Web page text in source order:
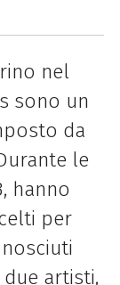
nel
sono un
da
le
hanno
per
due artisti,